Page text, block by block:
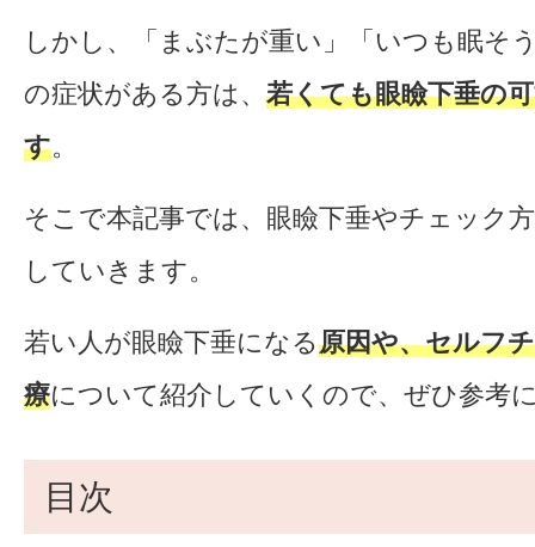
しかし、「まぶたが重い」「いつも眠そ
の症状がある方は、 若くても眼瞼下垂の
す。
そこで本記事では、眼瞼下垂やチェック
していきます。
若い人が眼瞼下垂になる原因や、セルフ
療について紹介していくので、ぜひ参考
目次